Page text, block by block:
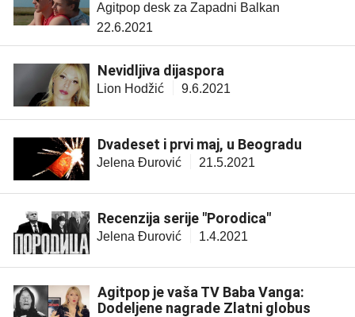
Agitpop desk za Zapadni Balkan
22.6.2021
Nevidljiva dijaspora
Lion Hodžić 9.6.2021
Dvadeset i prvi maj, u Beogradu
Jelena Đurović 21.5.2021
Recenzija serije "Porodica"
Jelena Đurović 1.4.2021
Agitpop je vaša TV Baba Vanga:
Dodeljene nagrade Zlatni globus